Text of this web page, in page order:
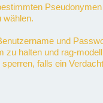
wählen.
und
halten und rag-
falls ein